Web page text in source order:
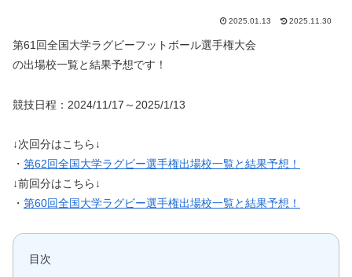
2025.01.13 2025.11.30
第61回全国大学ラグビーフットボール選手権大会
の出場校一覧と結果予想です！
競技日程：2024/11/17～2025/1/13
↓次回分はこちら↓
・ 第62回全国大学ラグビー選手権出場校一覧と結果予想！
↓前回分はこちら↓
・ 第60回全国大学ラグビー選手権出場校一覧と結果予想！
目次